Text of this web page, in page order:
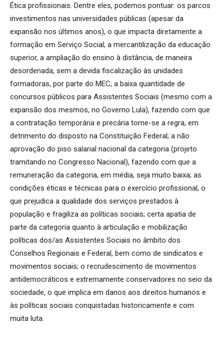
Ética profissionais. Dentre eles, podemos pontuar: os parcos
investimentos nas universidades públicas (apesar da
expansão nos últimos anos), o que impacta diretamente a
formação em Serviço Social; a mercantilização da educação
superior, a ampliação do ensino à distância, de maneira
desordenada, sem a devida fiscalização às unidades
formadoras, por parte do MEC; a baixa quantidade de
concursos públicos para Assistentes Sociais (mesmo com a
expansão dos mesmos, no Governo Lula), fazendo com que
a contratação temporária e precária torne-se a regra, em
detrimento do disposto na Constituição Federal; a não
aprovação do piso salarial nacional da categoria (projeto
tramitando no Congresso Nacional), fazendo com que a
remuneração da categoria, em média, seja muito baixa; as
condições éticas e técnicas para o exercício profissional, o
que prejudica a qualidade dos serviços prestados à
população e fragiliza as políticas sociais; certa apatia de
parte da categoria quanto à articulação e mobilização
políticas dos/as Assistentes Sociais no âmbito dos
Conselhos Regionais e Federal, bem como de sindicatos e
movimentos sociais; o recrudescimento de movimentos
antidemocráticos e extremamente conservadores no seio da
sociedade, o que implica em danos aos direitos humanos e
às políticas sociais conquistadas historicamente e com
muita luta.